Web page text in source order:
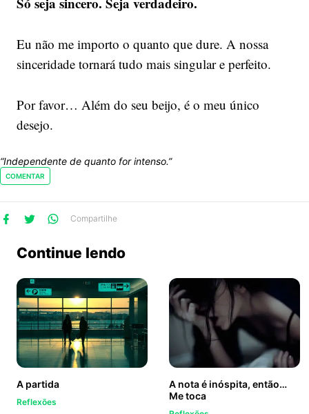
Eu não me importo o quanto que dure. A nossa
sinceridade tornará tudo mais singular e perfeito.
Por favor… Além do seu beijo, é o meu único
desejo.
“Independente de quanto for intenso.”
COMENTAR
Compartilhe
Continue lendo
A partida
Reflexões
A nota é inóspita, então…
Me toca